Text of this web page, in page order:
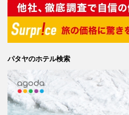
パタヤのホテル検索